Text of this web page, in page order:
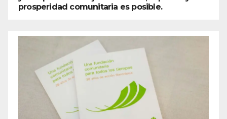
prosperidad comunitaria es posible.